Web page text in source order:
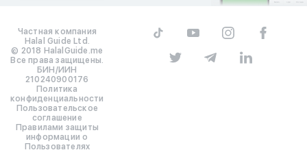
Частная компания
Halal Guide Ltd.
© 2018 HalalGuide.me
Все права защищены.
БИН/ИИН
210240900176
Политика
конфиденциальности
Пользовательское
соглашение
Правилами защиты
информации о
Пользователях